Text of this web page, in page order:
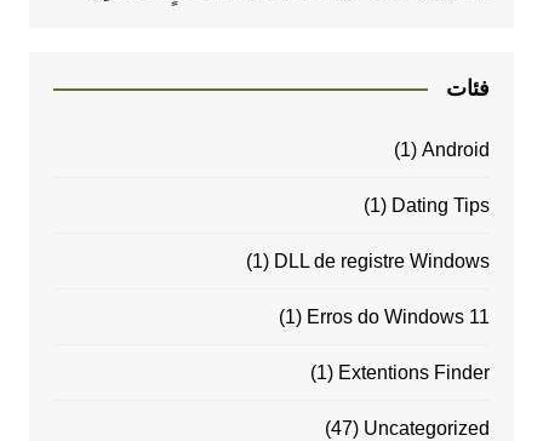
فئات
Android
(1)
Dating Tips
(1)
DLL de registre Windows
(1)
Erros do Windows 11
(1)
Extentions Finder
(1)
Uncategorized
(47)